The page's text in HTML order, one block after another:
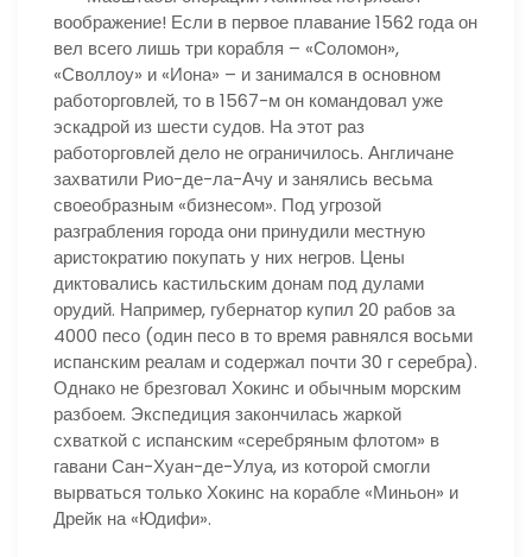
воображение! Если в первое плавание 1562 года он
вел всего лишь три корабля – «Соломон»,
«Своллоу» и «Иона» – и занимался в основном
работорговлей, то в 1567-м он командовал уже
эскадрой из шести судов. На этот раз
работорговлей дело не ограничилось. Англичане
захватили Рио-де-ла-Ачу и занялись весьма
своеобразным «бизнесом». Под угрозой
разграбления города они принудили местную
аристократию покупать у них негров. Цены
диктовались кастильским донам под дулами
орудий. Например, губернатор купил 20 рабов за
4000 песо (один песо в то время равнялся восьми
испанским реалам и содержал почти 30 г серебра).
Однако не брезговал Хокинс и обычным морским
разбоем. Экспедиция закончилась жаркой
схваткой с испанским «серебряным флотом» в
гавани Сан-Хуан-де-Улуа, из которой смогли
вырваться только Хокинс на корабле «Миньон» и
Дрейк на «Юдифи».